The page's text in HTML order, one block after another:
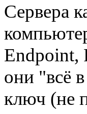
Сервера
Endpoint,
они "всё
ключ (не